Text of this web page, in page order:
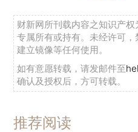
财新网所刊载内容之知识产
专属所有或持有。未经许可
建立镜像等任何使用。
如有意愿转载，请发邮件至
确认及授权后，方可转载。
推荐阅读